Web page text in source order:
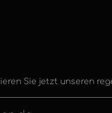
Sie jetzt unseren